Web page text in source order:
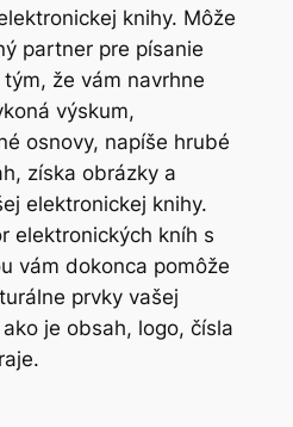
knihy. Môže
partner pre písanie
že vám navrhne
výskum,
osnovy, napíše hrubé
získa obrázky a
elektronickej knihy.
elektronických kníh s
vám dokonca pomôže
prvky vašej
je obsah, logo, čísla